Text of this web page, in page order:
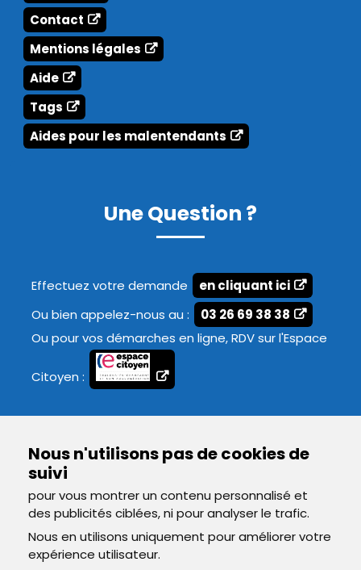
Nous n'utilisons pas de cookies de
suivi
pour vous montrer un contenu personnalisé et
des publicités ciblées, ni pour analyser le trafic.
Nous en utilisons uniquement pour améliorer votre
expérience utilisateur.
Contact
Mentions légales
Aide
Tags
Aides pour les malentendants
Une Question ?
Effectuez votre demande
en cliquant ici
Ou bien appelez-nous au :
03 26 69 38 38
Ou pour vos démarches en ligne, RDV sur l'Espace
Citoyen :
accessible